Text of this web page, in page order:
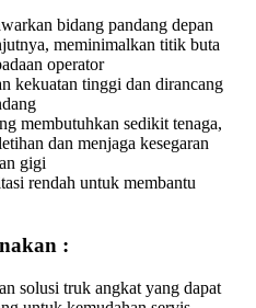
bidang pandang depan
meminimalkan titik buta
operator
kekuatan tinggi dan dirancang
membutuhkan sedikit tenaga,
dan menjaga kesegaran
gigi
rendah untuk membantu
:
solusi truk angkat yang dapat